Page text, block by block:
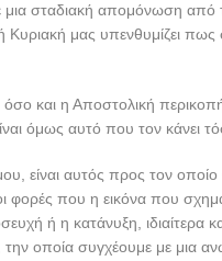
σταδιακή απομόνωση από
μας υπενθυμίζει
όσο και η Αποστολική
όμως αυτό που τον κάνει
είναι αυτός προς τον οποίο
φορές που η εικόνα που
ή η κατάνυξη, ιδιαίτερα
την οποία συγχέουμε με μια